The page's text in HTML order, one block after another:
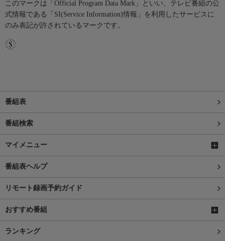
このマークは「Official Program Data Mark」といい、テレビ番組の公
式情報である「SI(Service Information)情報」を利用したサービスに
のみ表記が許されているマークです。
番組表
番組検索
マイメニュー
番組表ヘルプ
リモート録画予約ガイド
おすすめ番組
ランキング